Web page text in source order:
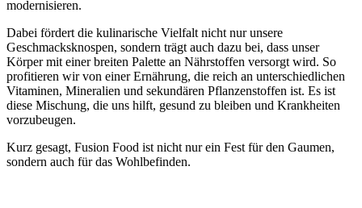
modernisieren.
Dabei fördert die kulinarische Vielfalt nicht nur unsere
Geschmacksknospen, sondern trägt auch dazu bei, dass unser
Körper mit einer breiten Palette an Nährstoffen versorgt wird. So
profitieren wir von einer Ernährung, die reich an unterschiedlichen
Vitaminen, Mineralien und sekundären Pflanzenstoffen ist. Es ist
diese Mischung, die uns hilft, gesund zu bleiben und Krankheiten
vorzubeugen.
Kurz gesagt, Fusion Food ist nicht nur ein Fest für den Gaumen,
sondern auch für das Wohlbefinden.